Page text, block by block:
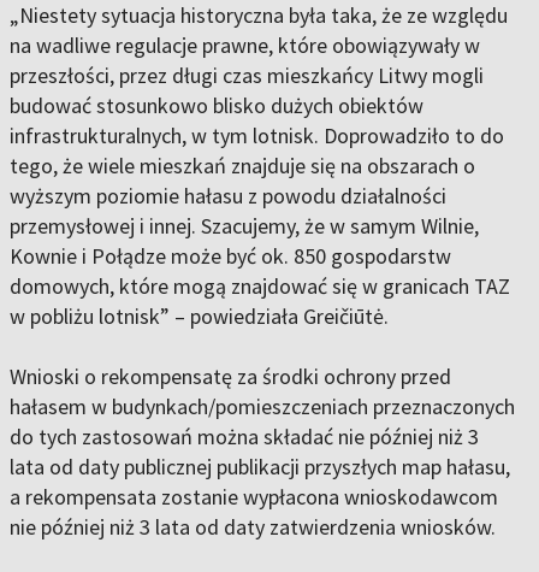
„Niestety sytuacja historyczna była taka, że ze względu
na wadliwe regulacje prawne, które obowiązywały w
przeszłości, przez długi czas mieszkańcy Litwy mogli
budować stosunkowo blisko dużych obiektów
infrastrukturalnych, w tym lotnisk. Doprowadziło to do
tego, że wiele mieszkań znajduje się na obszarach o
wyższym poziomie hałasu z powodu działalności
przemysłowej i innej. Szacujemy, że w samym Wilnie,
Kownie i Połądze może być ok. 850 gospodarstw
domowych, które mogą znajdować się w granicach TAZ
w pobliżu lotnisk” – powiedziała Greičiūtė.
Wnioski o rekompensatę za środki ochrony przed
hałasem w budynkach/pomieszczeniach przeznaczonych
do tych zastosowań można składać nie później niż 3
lata od daty publicznej publikacji przyszłych map hałasu,
a rekompensata zostanie wypłacona wnioskodawcom
nie później niż 3 lata od daty zatwierdzenia wniosków.